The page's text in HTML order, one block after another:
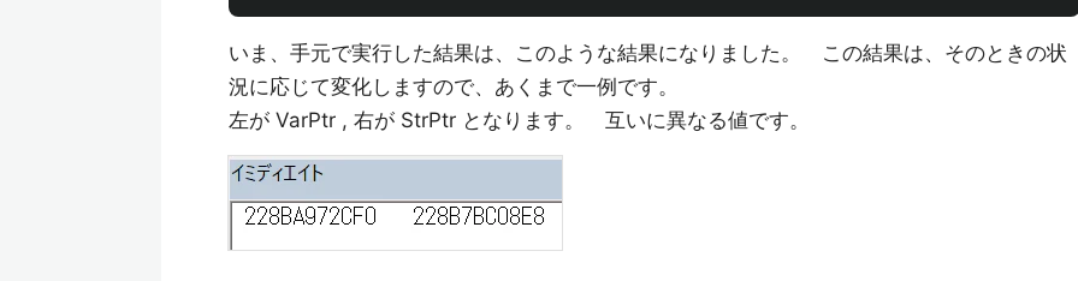
いま、手元で実行した結果は、このような結果になりました。 この結果は、そのときの状
況に応じて変化しますので、あくまで一例です。
左が VarPtr , 右が StrPtr となります。 互いに異なる値です。